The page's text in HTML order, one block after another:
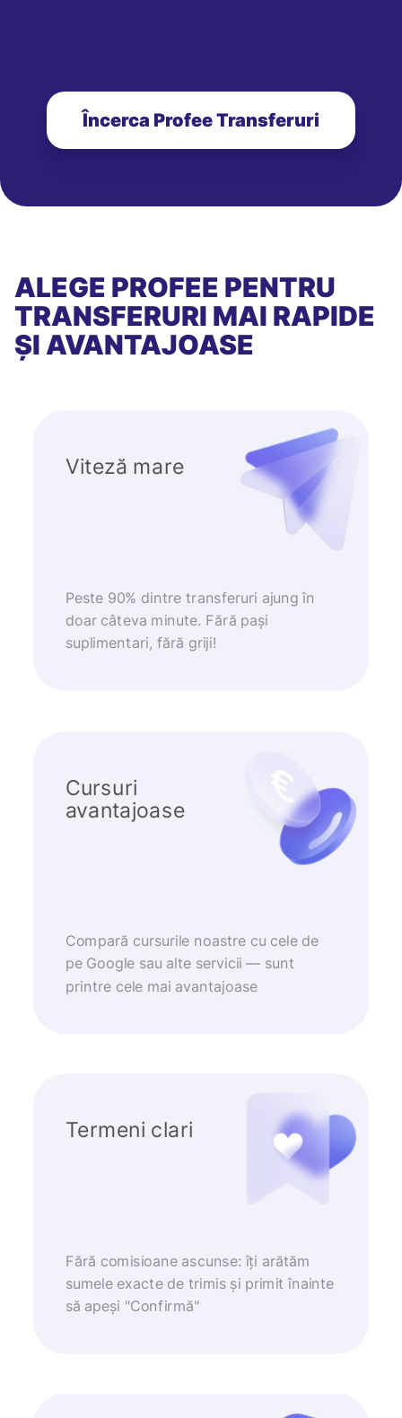
Încerca Profee Transferuri
ALEGE PROFEE PENTRU
TRANSFERURI MAI RAPIDE
ȘI AVANTAJOASE
Viteză mare
Peste 90% dintre transferuri ajung în
doar câteva minute. Fără pași
suplimentari, fără griji!
Cursuri
avantajoase
Compară cursurile noastre cu cele de
pe Google sau alte servicii — sunt
printre cele mai avantajoase
Termeni clari
Fără comisioane ascunse: îți arătăm
sumele exacte de trimis și primit înainte
să apeși "Confirmă"